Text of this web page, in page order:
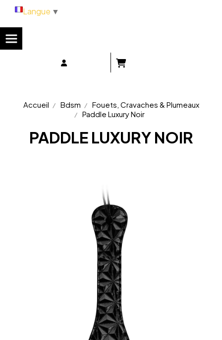
Accueil Bdsm
Fouets, Cravaches & Plumeaux
Paddle Luxury Noir
PADDLE LUXURY NOIR
Langue ▼